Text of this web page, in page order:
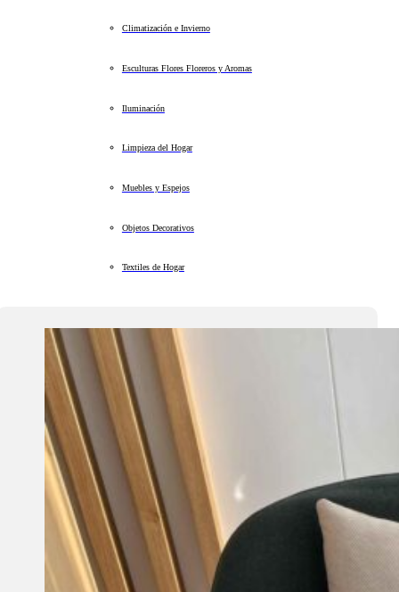
Climatización e Invierno
Esculturas Flores Floreros y Aromas
Iluminación
Limpieza del Hogar
Muebles y Espejos
Objetos Decorativos
Textiles de Hogar